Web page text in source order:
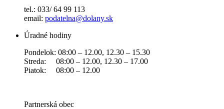
tel.: 033/ 64 99 113
email: podatelna@dolany.sk
Úradné hodiny
Pondelok: 08:00 – 12.00, 12.30 – 15.30
Streda: 08:00 – 12.00, 12.30 – 17.00
Piatok: 08:00 – 12.00
Partnerská obec